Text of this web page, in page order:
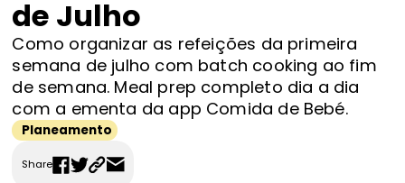
FAQS
Contactos
de Julho
Como organizar as refeições da primeira
semana de julho com batch cooking ao fim
de semana. Meal prep completo dia a dia
com a ementa da app Comida de Bebé.
Planeamento
Share